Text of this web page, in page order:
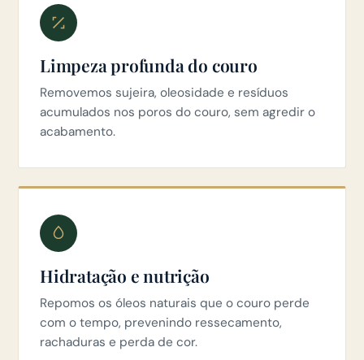
Limpeza profunda do couro
Removemos sujeira, oleosidade e resíduos
acumulados nos poros do couro, sem agredir o
acabamento.
Hidratação e nutrição
Repomos os óleos naturais que o couro perde
com o tempo, prevenindo ressecamento,
rachaduras e perda de cor.